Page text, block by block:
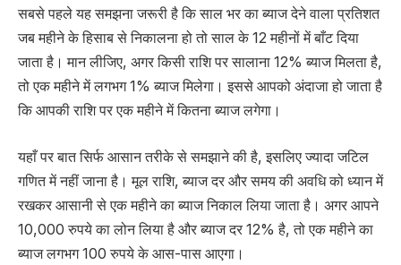
सबसे पहले यह समझना जरूरी है कि साल भर का ब्याज देने वाला प्रतिशत
जब महीने के हिसाब से निकालना हो तो साल के 12 महीनों में बाँट दिया
जाता है। मान लीजिए, अगर किसी राशि पर सालाना 12% ब्याज मिलता है,
तो एक महीने में लगभग 1% ब्याज मिलेगा। इससे आपको अंदाजा हो जाता है
कि आपकी राशि पर एक महीने में कितना ब्याज लगेगा।
यहाँ पर बात सिर्फ आसान तरीके से समझाने की है, इसलिए ज्यादा जटिल
गणित में नहीं जाना है। मूल राशि, ब्याज दर और समय की अवधि को ध्यान में
रखकर आसानी से एक महीने का ब्याज निकाल लिया जाता है। अगर आपने
10,000 रुपये का लोन लिया है और ब्याज दर 12% है, तो एक महीने का
ब्याज लगभग 100 रुपये के आस-पास आएगा।